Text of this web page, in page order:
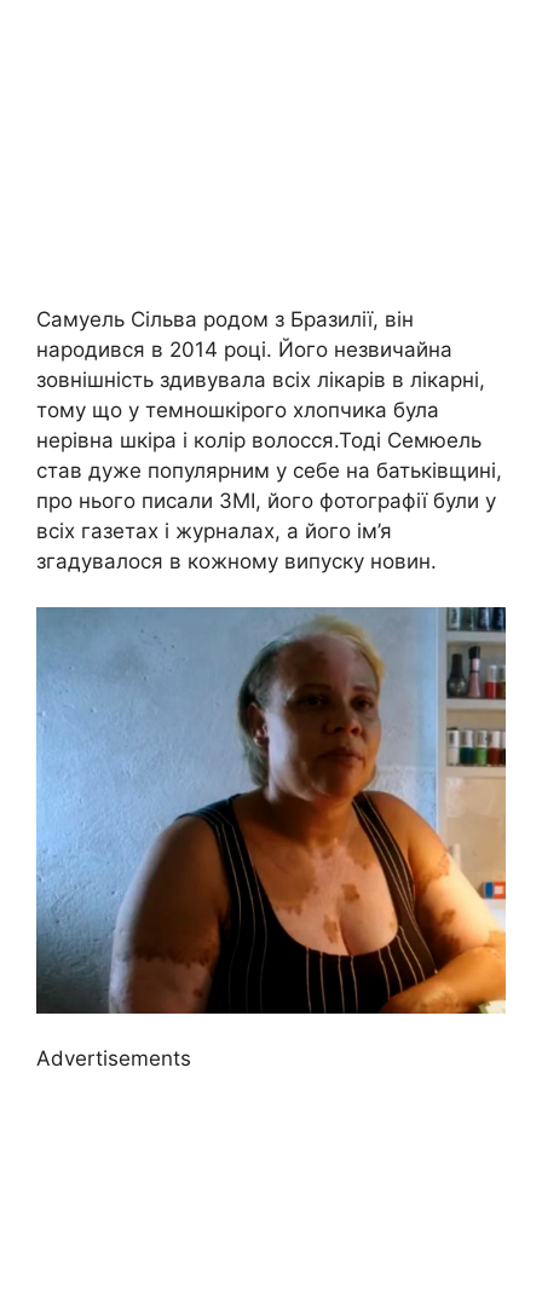
Самуель Сільва родом з Бразилії, він
народився в 2014 році. Його незвичайна
зовнішність здивувала всіх лікарів в лікарні,
тому що у темношкірого хлопчика була
нерівна шкіра і колір волосся.Тоді Семюель
став дуже популярним у себе на батьківщині,
про нього писали ЗМІ, його фотографії були у
всіх газетах і журналах, а його ім’я
згадувалося в кожному випуску новин.
Advertisements